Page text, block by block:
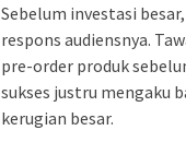
Sebelum investasi
respons audiensnya.
pre-order produk
sukses justru mengaku
kerugian besar.